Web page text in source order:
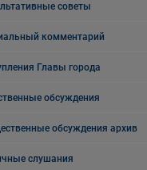
советы
комментарий
Главы города
обсуждения
обсуждения архив
слушания